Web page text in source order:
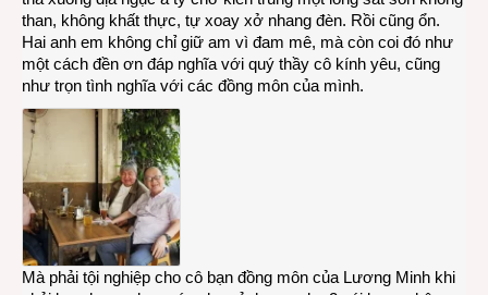
than, không khất thực, tự xoay xở nhang đèn. Rồi cũng ổn.
Hai anh em không chỉ giữ am vì đam mê, mà còn coi đó như
một cách đền ơn đáp nghĩa với quý thầy cô kính yêu, cũng
như trọn tình nghĩa với các đồng môn của mình.
Mà phải tội nghiệp cho cô bạn đồng môn của Lương Minh khi